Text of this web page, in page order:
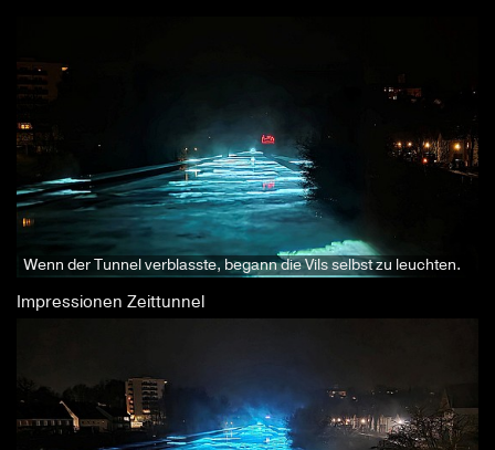
Wenn der Tunnel verblasste, begann die Vils selbst zu leuchten.
Impressionen Zeittunnel